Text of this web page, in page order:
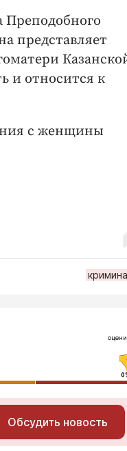
Преподобного
представляет
и относится к
с женщины
Обсудить новость